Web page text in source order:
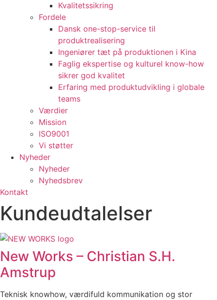
Kvalitetssikring
Fordele
Dansk one-stop-service til
produktrealisering
Ingeniører tæt på produktionen i Kina
Faglig ekspertise og kulturel know-how
sikrer god kvalitet
Erfaring med produktudvikling i globale
teams
Værdier
Mission
ISO9001
Vi støtter
Nyheder
Nyheder
Nyhedsbrev
Kontakt
Kundeudtalelser
New Works – Christian S.H.
Amstrup
Teknisk knowhow, værdifuld kommunikation og stor